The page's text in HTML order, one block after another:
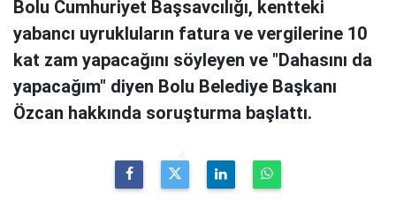
Bolu Cumhuriyet Başsavcılığı, kentteki
yabancı uyrukluların fatura ve vergilerine 10
kat zam yapacağını söyleyen ve "Dahasını da
yapacağım" diyen Bolu Belediye Başkanı
Özcan hakkında soruşturma başlattı.